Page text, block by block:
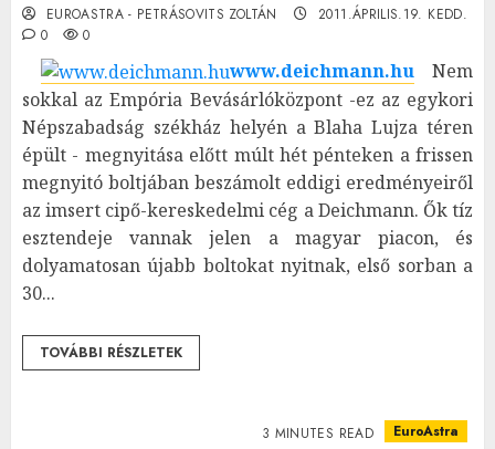
EUROASTRA - PETRÁSOVITS ZOLTÁN
2011.ÁPRILIS.19. KEDD.
0
0
www.deichmann.hu
Nem
sokkal az Empória Bevásárlóközpont -ez az egykori
Népszabadság székház helyén a Blaha Lujza téren
épült - megnyitása előtt múlt hét pénteken a frissen
megnyitó boltjában beszámolt eddigi eredményeiről
az imsert cipő-kereskedelmi cég a Deichmann. Ők tíz
esztendeje vannak jelen a magyar piacon, és
dolyamatosan újabb boltokat nyitnak, első sorban a
30...
TOVÁBBI RÉSZLETEK
3 MINUTES READ EuroAstra